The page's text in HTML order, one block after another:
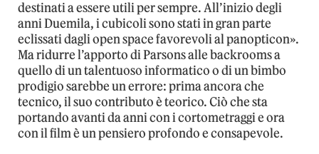
destinati a essere utili per sempre. All’inizio degli
anni Duemila, i cubicoli sono stati in gran parte
eclissati dagli open space favorevoli al panopticon».
Ma ridurre l’apporto di Parsons alle backrooms a
quello di un talentuoso informatico o di un bimbo
prodigio sarebbe un errore: prima ancora che
tecnico, il suo contributo è teorico. Ciò che sta
portando avanti da anni con i cortometraggi e ora
con il film è un pensiero profondo e consapevole.